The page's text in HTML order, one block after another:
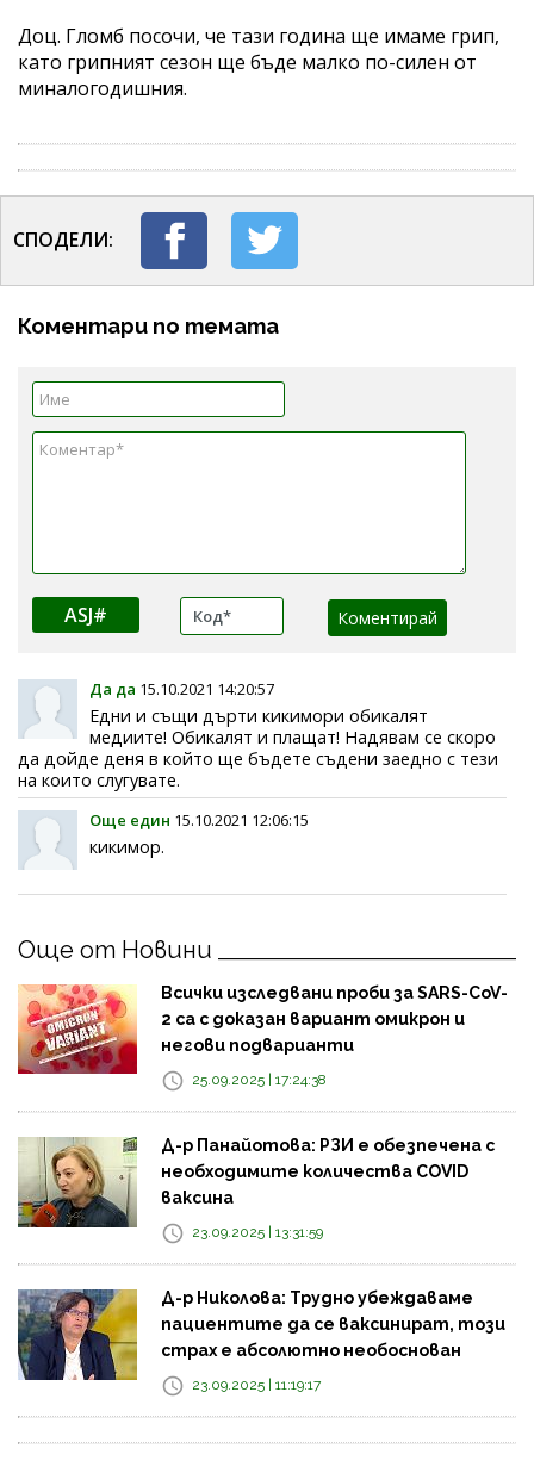
Доц. Гломб посочи, че тази година ще имаме грип,
като грипният сезон ще бъде малко по-силен от
миналогодишния.
СПОДЕЛИ:
Коментари по темата
ASJ#
Да да 15.10.2021 14:20:57
Едни и същи дърти кикимори обикалят
медиите! Обикалят и плащат! Надявам се скоро
да дойде деня в който ще бъдете съдени заедно с тези
на които слугувате.
Още един 15.10.2021 12:06:15
кикимор.
Още от Новини
Всички изследвани проби за SARS-CoV-
2 са с доказан вариант омикрон и
негови подварианти
25.09.2025 | 17:24:38
Д-р Панайотова: РЗИ е обезпечена с
необходимите количества COVID
ваксина
23.09.2025 | 13:31:59
Д-р Николова: Трудно убеждаваме
пациентите да се ваксинират, този
страх е абсолютно необоснован
23.09.2025 | 11:19:17